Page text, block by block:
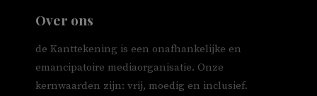
Over ons
de Kanttekening is een onafhankelijke en
emancipatoire mediaorganisatie. Onze
kernwaarden zijn: vrij, moedig en inclusief.